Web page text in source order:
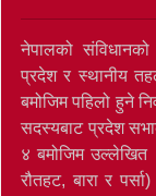
नेपालको
प्रदेश र स्थानीय
बमोजिम पहिलो हुने
सदस्यबाट प्रदेश
४ बमोजिम उल्लेखित
रौतहट, बारा र